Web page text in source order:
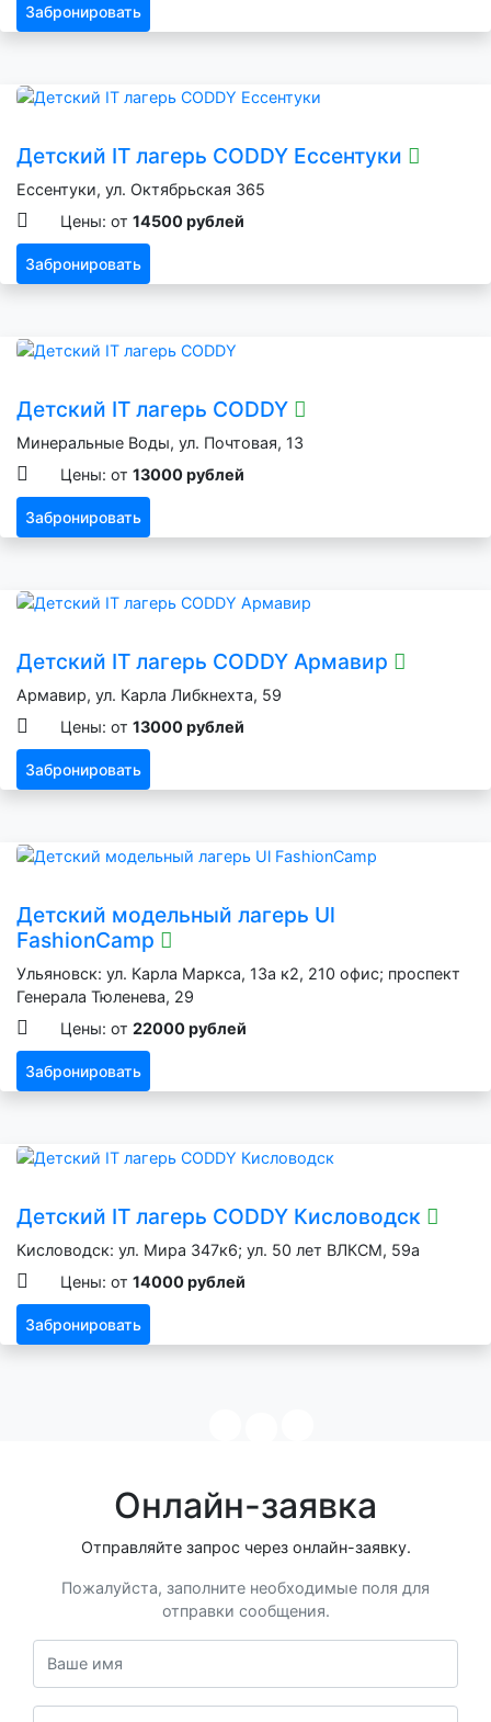
Забронировать
Детский IT лагерь CODDY Ессентуки
Ессентуки, ул. Октябрьская 365
Цены: от 14500 рублей
Забронировать
Детский IT лагерь CODDY
Минеральные Воды, ул. Почтовая, 13
Цены: от 13000 рублей
Забронировать
Детский IT лагерь CODDY Армавир
Армавир, ул. Карла Либкнехта, 59
Цены: от 13000 рублей
Забронировать
Детский модельный лагерь Ul
FashionCamp
Ульяновск: ул. Карла Маркса, 13а к2, 210 офис; проспект
Генерала Тюленева, 29
Цены: от 22000 рублей
Забронировать
Детский IT лагерь CODDY Кисловодск
Кисловодск: ул. Мира 347к6; ул. 50 лет ВЛКСМ, 59а
Цены: от 14000 рублей
Забронировать
Онлайн-заявка
Отправляйте запрос через онлайн-заявку.
Пожалуйста, заполните необходимые поля для
отправки сообщения.